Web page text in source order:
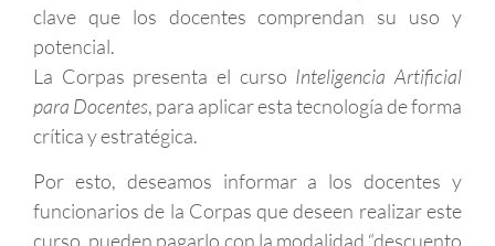
clave que los docentes comprendan su uso y
potencial.
La Corpas presenta el curso Inteligencia Artificial
para Docentes, para aplicar esta tecnología de forma
crítica y estratégica.
Por esto, deseamos informar a los docentes y
funcionarios de la Corpas que deseen realizar este
curso, pueden pagarlo con la modalidad “descuento